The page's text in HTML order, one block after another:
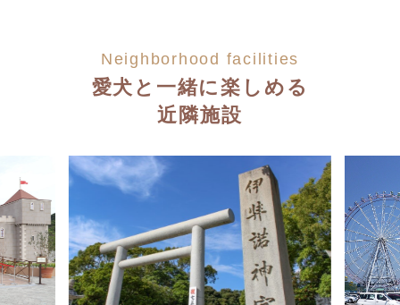
Neighborhood facilities
愛犬と一緒に楽しめる
近隣施設